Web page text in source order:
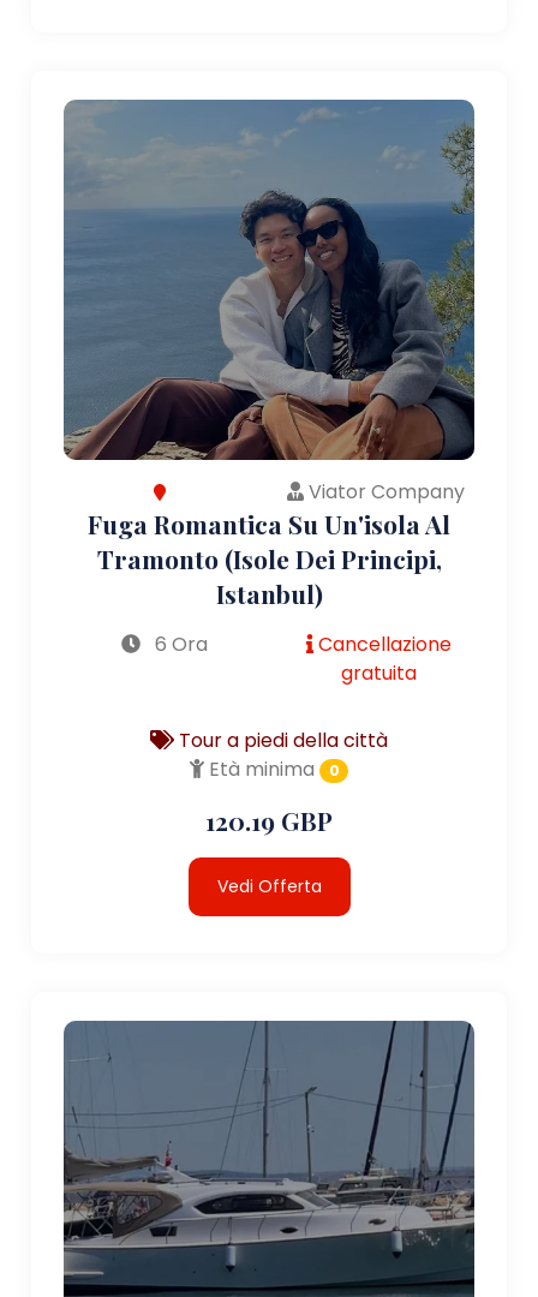
Viator Company
Fuga Romantica Su Un'isola Al
Tramonto (Isole Dei Principi,
Istanbul)
6 Ora
Cancellazione
gratuita
Tour a piedi della città
Età minima
0
120.19 GBP
Vedi Offerta